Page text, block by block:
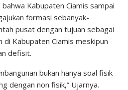
Kabupaten Ciamis sampai
formasi sebanyak-
pusat dengan tujuan sebagai
di Kabupaten Ciamis meskipun
defisit.
bukan hanya soal fisik
dengan non fisik,” Ujarnya.